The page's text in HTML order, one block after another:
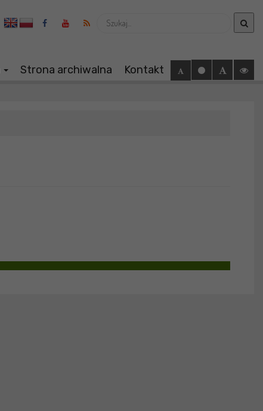
Wyszukaj
Strona archiwalna Kontakt